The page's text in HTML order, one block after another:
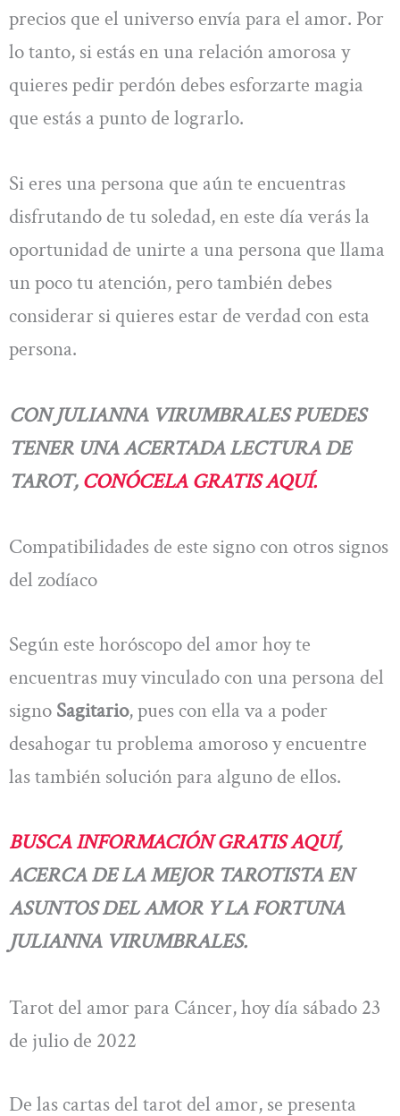
precios que el universo envía para el amor. Por
lo tanto, si estás en una relación amorosa y
quieres pedir perdón debes esforzarte magia
que estás a punto de lograrlo.
Si eres una persona que aún te encuentras
disfrutando de tu soledad, en este día verás la
oportunidad de unirte a una persona que llama
un poco tu atención, pero también debes
considerar si quieres estar de verdad con esta
persona.
CON JULIANNA VIRUMBRALES PUEDES
TENER UNA ACERTADA LECTURA DE
TAROT, CONÓCELA GRATIS AQUÍ.
Compatibilidades de este signo con otros signos
del zodíaco
Según este horóscopo del amor hoy te
encuentras muy vinculado con una persona del
signo Sagitario, pues con ella va a poder
desahogar tu problema amoroso y encuentre
las también solución para alguno de ellos.
BUSCA INFORMACIÓN GRATIS AQUÍ,
ACERCA DE LA MEJOR TAROTISTA EN
ASUNTOS DEL AMOR Y LA FORTUNA
JULIANNA VIRUMBRALES.
Tarot del amor para Cáncer, hoy día sábado 23
de julio de 2022
De las cartas del tarot del amor, se presenta